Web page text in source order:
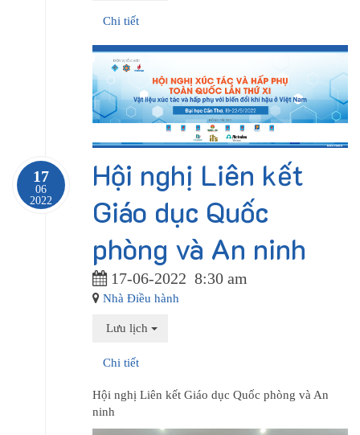
Chi tiết
17
06
2022
Hội nghị Liên kết
Giáo dục Quốc
phòng và An ninh
17-06-2022 8:30 am
Nhà Điều hành
Lưu lịch
Chi tiết
Hội nghị Liên kết Giáo dục Quốc phòng và An
ninh